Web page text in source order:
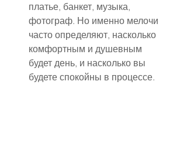
платье, банкет, музыка,
фотограф. Но именно мелочи
часто определяют, насколько
комфортным и душевным
будет день, и насколько вы
будете спокойны в процессе.